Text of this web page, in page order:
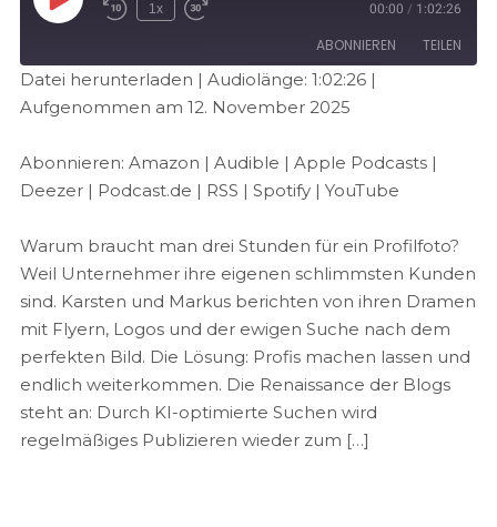
1x 00:00 / 1:02:26
ABONNIEREN TEILEN
Amazon Audible
RSS FEED
TEILEN
LINK
EMBED
Datei herunterladen | Audiolänge: 1:02:26|
Aufgenommen am 12. November 2025
Abonnieren: Amazon | Audible | Apple Podcasts|
Deezer| Podcast.de | RSS | Spotify| YouTube
Warum braucht man drei Stunden für ein Profilfoto?
Weil Unternehmer ihre eigenen schlimmsten Kunden
sind. Karsten und Markus berichten von ihren Dramen
mit Flyern, Logos und der ewigen Suche nach dem
perfekten Bild. Die Lösung: Profis machen lassen und
endlich weiterkommen. Die Renaissance der Blogs
steht an: Durch KI-optimierte Suchen wird
regelmäßiges Publizieren wieder zum […]